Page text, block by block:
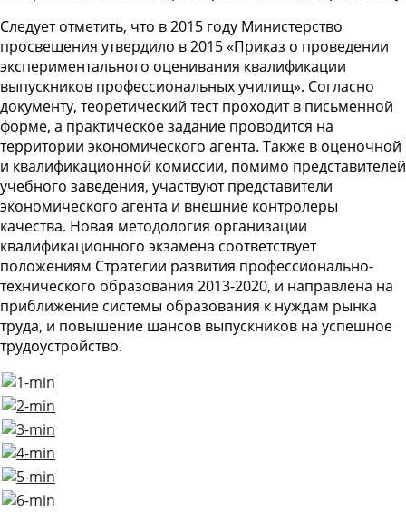
Следует отметить, что в 2015 году Министерство
просвещения утвердило в 2015 «Приказ о проведении
экспериментального оценивания квалификации
выпускников профессиональных училищ». Согласно
документу, теоретический тест проходит в письменной
форме, а практическое задание проводится на
территории экономического агента. Также в оценочной
и квалификационной комиссии, помимо представителей
учебного заведения, участвуют представители
экономического агента и внешние контролеры
качества. Новая методология организации
квалификационного экзамена соответствует
положениям Стратегии развития профессионально-
технического образования 2013-2020, и направлена на
приближение системы образования к нуждам рынка
труда, и повышение шансов выпускников на успешное
трудоустройство.